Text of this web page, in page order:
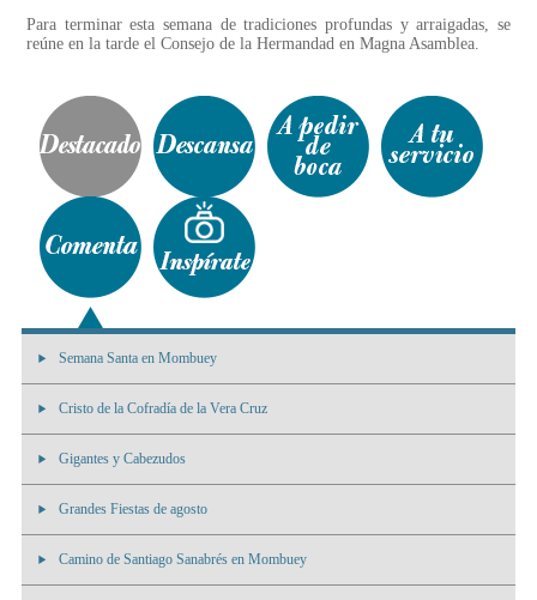
Para terminar esta semana de tradiciones profundas y arraigadas, se
reúne en la tarde el Consejo de la Hermandad en Magna Asamblea.
Semana Santa en Mombuey
Cristo de la Cofradía de la Vera Cruz
Gigantes y Cabezudos
Grandes Fiestas de agosto
Camino de Santiago Sanabrés en Mombuey